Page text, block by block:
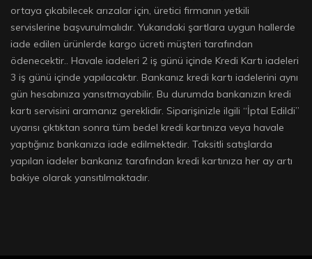
ortaya çıkabilecek arızalar için, üretici firmanın yetkili
servislerine başvurulmalıdır. Yukarıdaki şartlara uygun hallerde
iade edilen ürünlerde kargo ücreti müşteri tarafından
ödenecektir.. Havale iadeleri 2 iş günü içinde Kredi Kartı iadeleri
3 iş günü içinde yapılacaktır. Bankanız kredi kartı iadelerini aynı
gün hesabınıza yansıtmayabilir. Bu durumda bankanızın kredi
kartı servisini aramanız gereklidir. Siparişinizle ilgili “İptal Edildi”
uyarısı çıktıktan sonra tüm bedel kredi kartınıza veya havale
yaptığınız bankanıza iade edilmektedir. Taksitli satışlarda
yapılan iadeler bankanız tarafından kredi kartınıza her ay artı
bakiye olarak yansıtılmaktadır.